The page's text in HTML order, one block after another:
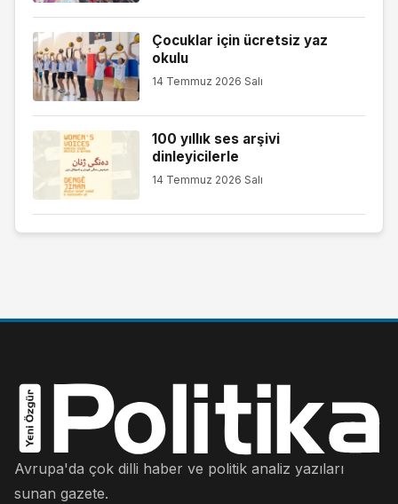
Çocuklar için ücretsiz yaz
okulu
14 Temmuz 2026 Salı
100 yıllık ses arşivi
dinleyicilerle
14 Temmuz 2026 Salı
Avrupa'da çok dilli haber ve politik analiz yazıları
sunan gazete.